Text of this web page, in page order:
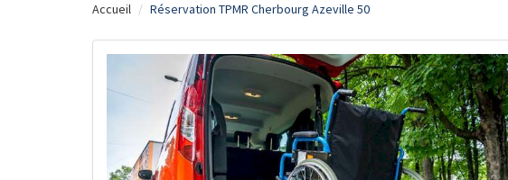
Accueil Réservation TPMR Cherbourg Azeville 50